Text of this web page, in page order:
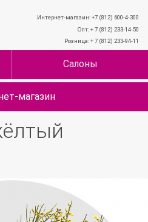
Интернет-магазин: +7 (812) 600-4-300
Опт: + 7 (812) 233-14-50
Розница: + 7 (812) 233-94-11
Салоны
магазин